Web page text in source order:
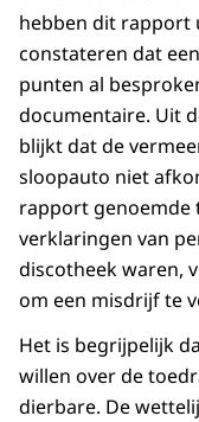
hebben dit rapport
constateren dat
punten al
documentaire. Uit
blijkt dat de
sloopauto niet
rapport genoemde
verklaringen van
discotheek waren,
om een misdrijf te
Het is begrijpelijk
willen over de
dierbare. De